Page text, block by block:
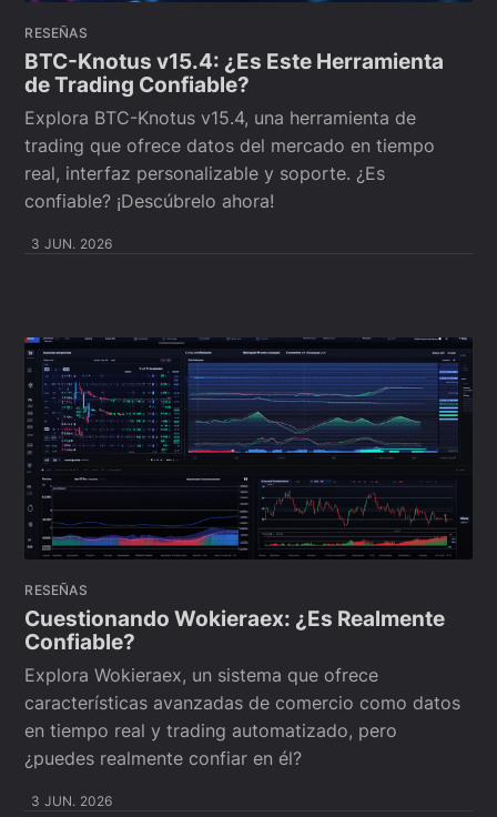
RESEÑAS
BTC-Knotus v15.4: ¿Es Este Herramienta
de Trading Confiable?
Explora BTC-Knotus v15.4, una herramienta de
trading que ofrece datos del mercado en tiempo
real, interfaz personalizable y soporte. ¿Es
confiable? ¡Descúbrelo ahora!
3 JUN. 2026
RESEÑAS
Cuestionando Wokieraex: ¿Es Realmente
Confiable?
Explora Wokieraex, un sistema que ofrece
características avanzadas de comercio como datos
en tiempo real y trading automatizado, pero
¿puedes realmente confiar en él?
3 JUN. 2026